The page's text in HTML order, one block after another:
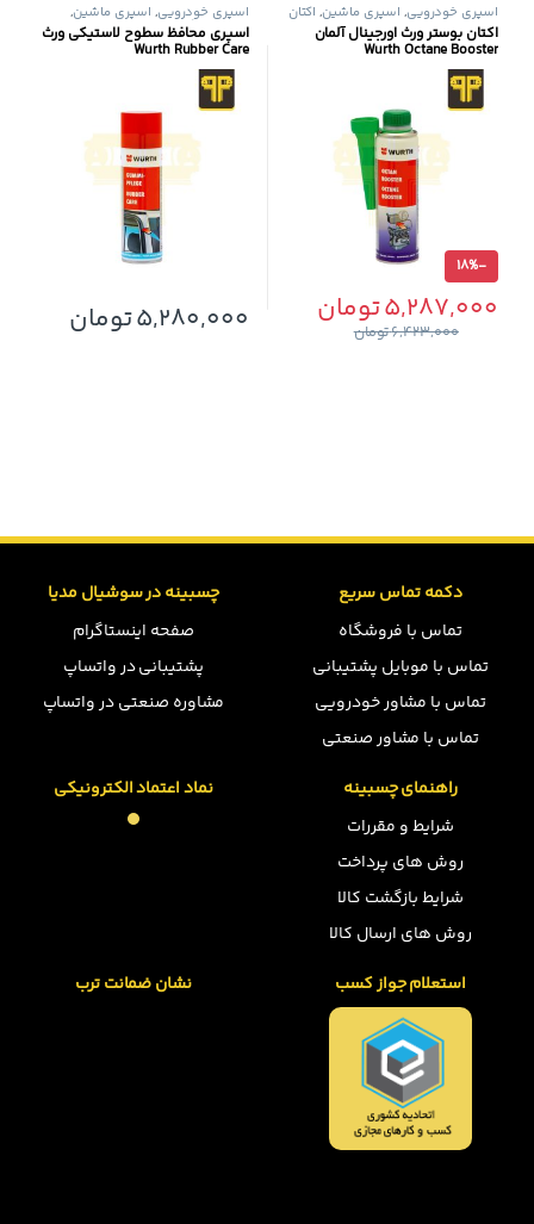
اسپری خودرویی, اسپری ماشین, اکتان
بوستر, محافظ موتور
اکتان بوستر ورث اورجينال آلمان
Wurth Octane Booster
-
18%
5,287,000تومان
6,423,000تومان
اسپری خودرویی, اسپری ماشین,
پولیش واکس بدنه
اسپری محافظ سطوح لاستیکی ورث
Wurth Rubber Care
5,280,000تومان
دکمه تماس سریع
تماس با فروشگاه
تماس با موبایل پشتیبانی
تماس با مشاور خودرویی
تماس با مشاور صنعتی
چسبینه در سوشیال مدیا
صفحه اینستاگرام
پشتیبانی در واتساپ
مشاوره صنعتی در واتساپ
راهنمای چسبینه
شرایط و مقررات
روش های پرداخت
شرایط بازگشت کالا
روش های ارسال کالا
نماد اعتماد الکترونیکی
استعلام جواز کسب نشان ضمانت ترب